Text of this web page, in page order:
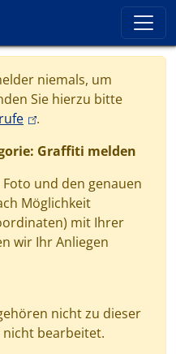
niemals, um
Sie hierzu bitte
(link is external)
.
Graffiti melden
und den genauen
Möglichkeit
mit Ihrer
wir Ihr Anliegen
nicht zu dieser
bearbeitet.